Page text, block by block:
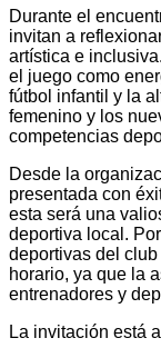
Durante el
invitan a
artística e
el juego como
fútbol infantil y la
femenino y los
competencias
Desde la
presentada con
esta será una
deportiva local.
deportivas del
horario, ya que la
entrenadores y
La invitación está